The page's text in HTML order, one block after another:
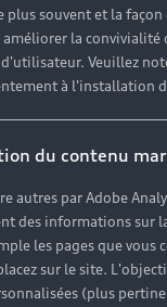
à
de l'achat
plus souvent et la
la convivialité
Veuillez
à l'installation
du contenu
autres par Adobe
des informations sur
les pages que vous
sur le site.
(plus